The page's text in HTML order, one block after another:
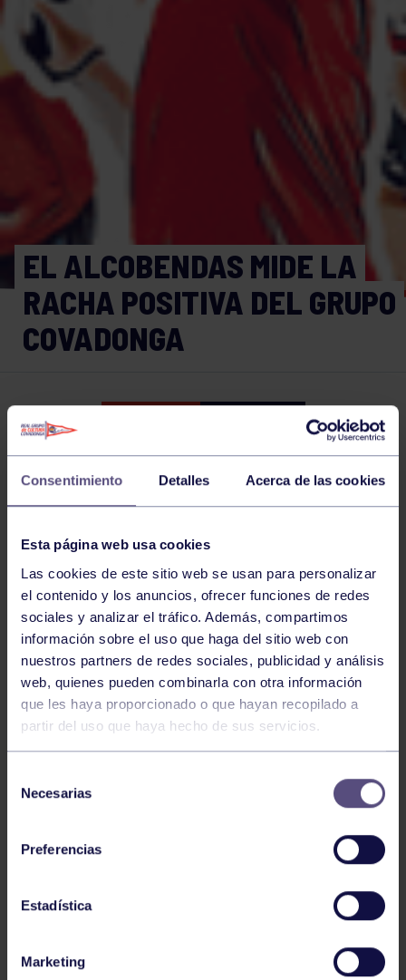
Consentimiento Detalles Acerca de las cookies
Esta página web usa cookies
Las cookies de este sitio web se usan para personalizar
el contenido y los anuncios, ofrecer funciones de redes
sociales y analizar el tráfico. Además, compartimos
información sobre el uso que haga del sitio web con
nuestros partners de redes sociales, publicidad y análisis
web, quienes pueden combinarla con otra información
que les haya proporcionado o que hayan recopilado a
partir del uso que haya hecho de sus servicios.
Necesarias
Preferencias
Estadística
Marketing
EL ALCOBENDAS MIDE LA
RACHA POSITIVA DEL GRUPO
COVADONGA
Balonmano 20 OCT 2017
Balonmano 25 May 2026
LEO CARDELI, CONVOCADO CON
Balonmano